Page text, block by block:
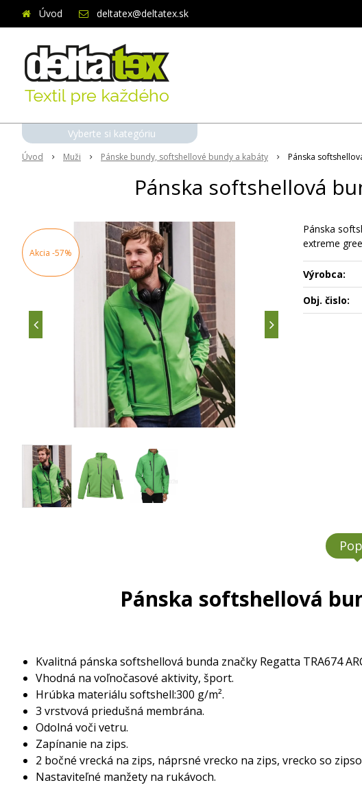
Úvod deltatex@deltatex.sk
Úvod Muži Pánske bundy, softshellové bundy a kabáty Pánska
Pánska softshellová
Akcia -57%
Pánska
extreme
Výrobca:
Obj. čislo:
Pánska softshellová
Kvalitná pánska softshellová bunda značky Regatta TRA674
Vhodná na voľnočasové aktivity, šport.
Hrúbka materiálu softshell:300 g/m².
3 vrstvová priedušná membrána.
Odolná voči vetru.
Zapínanie na zips.
2 bočné vrecká na zips, náprsné vrecko na zips, vrecko so
Nastaviteľné manžety na rukávoch.
Vyberte si kategóriu